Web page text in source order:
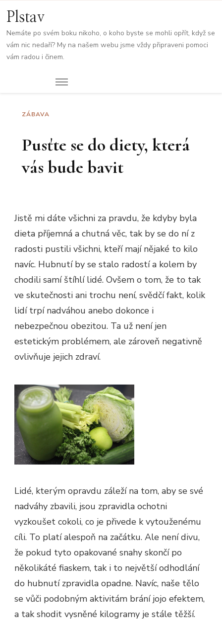
Plstav
Nemáte po svém boku nikoho, o koho byste se mohli opřít, když se
vám nic nedaří? My na našem webu jsme vždy připraveni pomoci
vám radou i činem.
ZÁBAVA
Pusťte se do diety, která
vás bude bavit
Jistě mi dáte všichni za pravdu, že kdyby byla
dieta příjemná a chutná věc, tak by se do ní z
radosti pustili všichni, kteří mají nějaké to kilo
navíc. Hubnutí by se stalo radostí a kolem by
chodili samí štíhlí lidé. Ovšem o tom, že to tak
ve skutečnosti ani trochu není, svědčí fakt, kolik
lidí trpí nadváhou anebo dokonce i
nebezpečnou obezitou. Ta už není jen
estetickým problémem, ale zároveň negativně
ovlivňuje jejich zdraví.
Lidé, kterým opravdu záleží na tom, aby se své
nadváhy zbavili, jsou zpravidla ochotni
vyzkoušet cokoli, co je přivede k vytouženému
cíli. To platí alespoň na začátku. Ale není divu,
že pokud tyto opakované snahy skončí po
několikáté fiaskem, tak i to největší odhodlání
do hubnutí zpravidla opadne. Navíc, naše tělo
se vůči podobným aktivitám brání jojo efektem,
a tak shodit vysněné kilogramy je stále těžší.